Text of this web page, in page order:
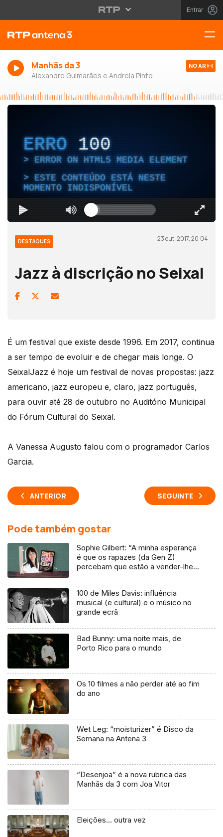
Entrar
Manhãs da 3
Alexandre Guimarães e Andreia Pinto
NO AR
ERRO 100
ERROR ON HTML5 MEDIA ELEMENT
ESTE CONTEÚDO ESTÁ NESTE
MOMENTO INDISPONÍVEL
DESTAQUES 23 out, 2017, 20:04
Jazz à discrição no Seixal
É um festival que existe desde 1996. Em 2017, continua
a ser tempo de evoluir e de chegar mais longe. O
SeixalJazz é hoje um festival de novas propostas: jazz
americano, jazz europeu e, claro, jazz português,
para ouvir até 28 de outubro no Auditório Municipal
do Fórum Cultural do Seixal.
A Vanessa Augusto falou com o programador Carlos
Garcia.
ANTERIOR SEGUINTE
Pode também gostar
Sophie Gilbert: “A minha esperança
é que os rapazes (da Gen Z)
percebam que estão a vender-lhes
100 de Miles Davis: influência
musical (e cultural) e o músico no
grande ecrã
Bad Bunny: uma noite mais, de
Porto Rico para o mundo
Os 10 filmes a não perder até ao fim
do ano
Wet Leg: “moisturizer” é Disco da
Semana na Antena 3
“Desenjoa” é a nova rubrica das
Manhãs da 3 com Joa Vitor
Eleições… outra vez